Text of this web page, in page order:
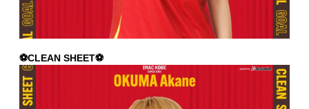
⚽️CLEAN SHEET⚽️